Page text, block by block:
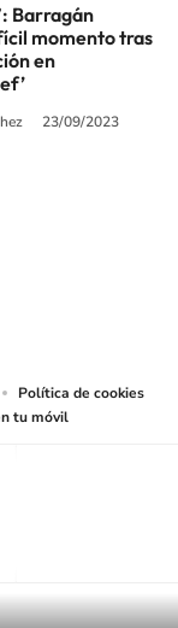
Barragán
momento tras
en
23/09/2023
Política de cookies
tu móvil